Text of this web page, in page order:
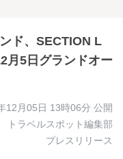
ド、SECTION L
月5日グランドオー
12月05日 13時06分 公開
トラベルスポット編集部
プレスリリース